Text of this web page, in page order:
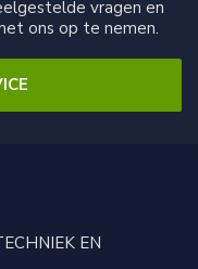
vragen en
ons op te nemen.
EN